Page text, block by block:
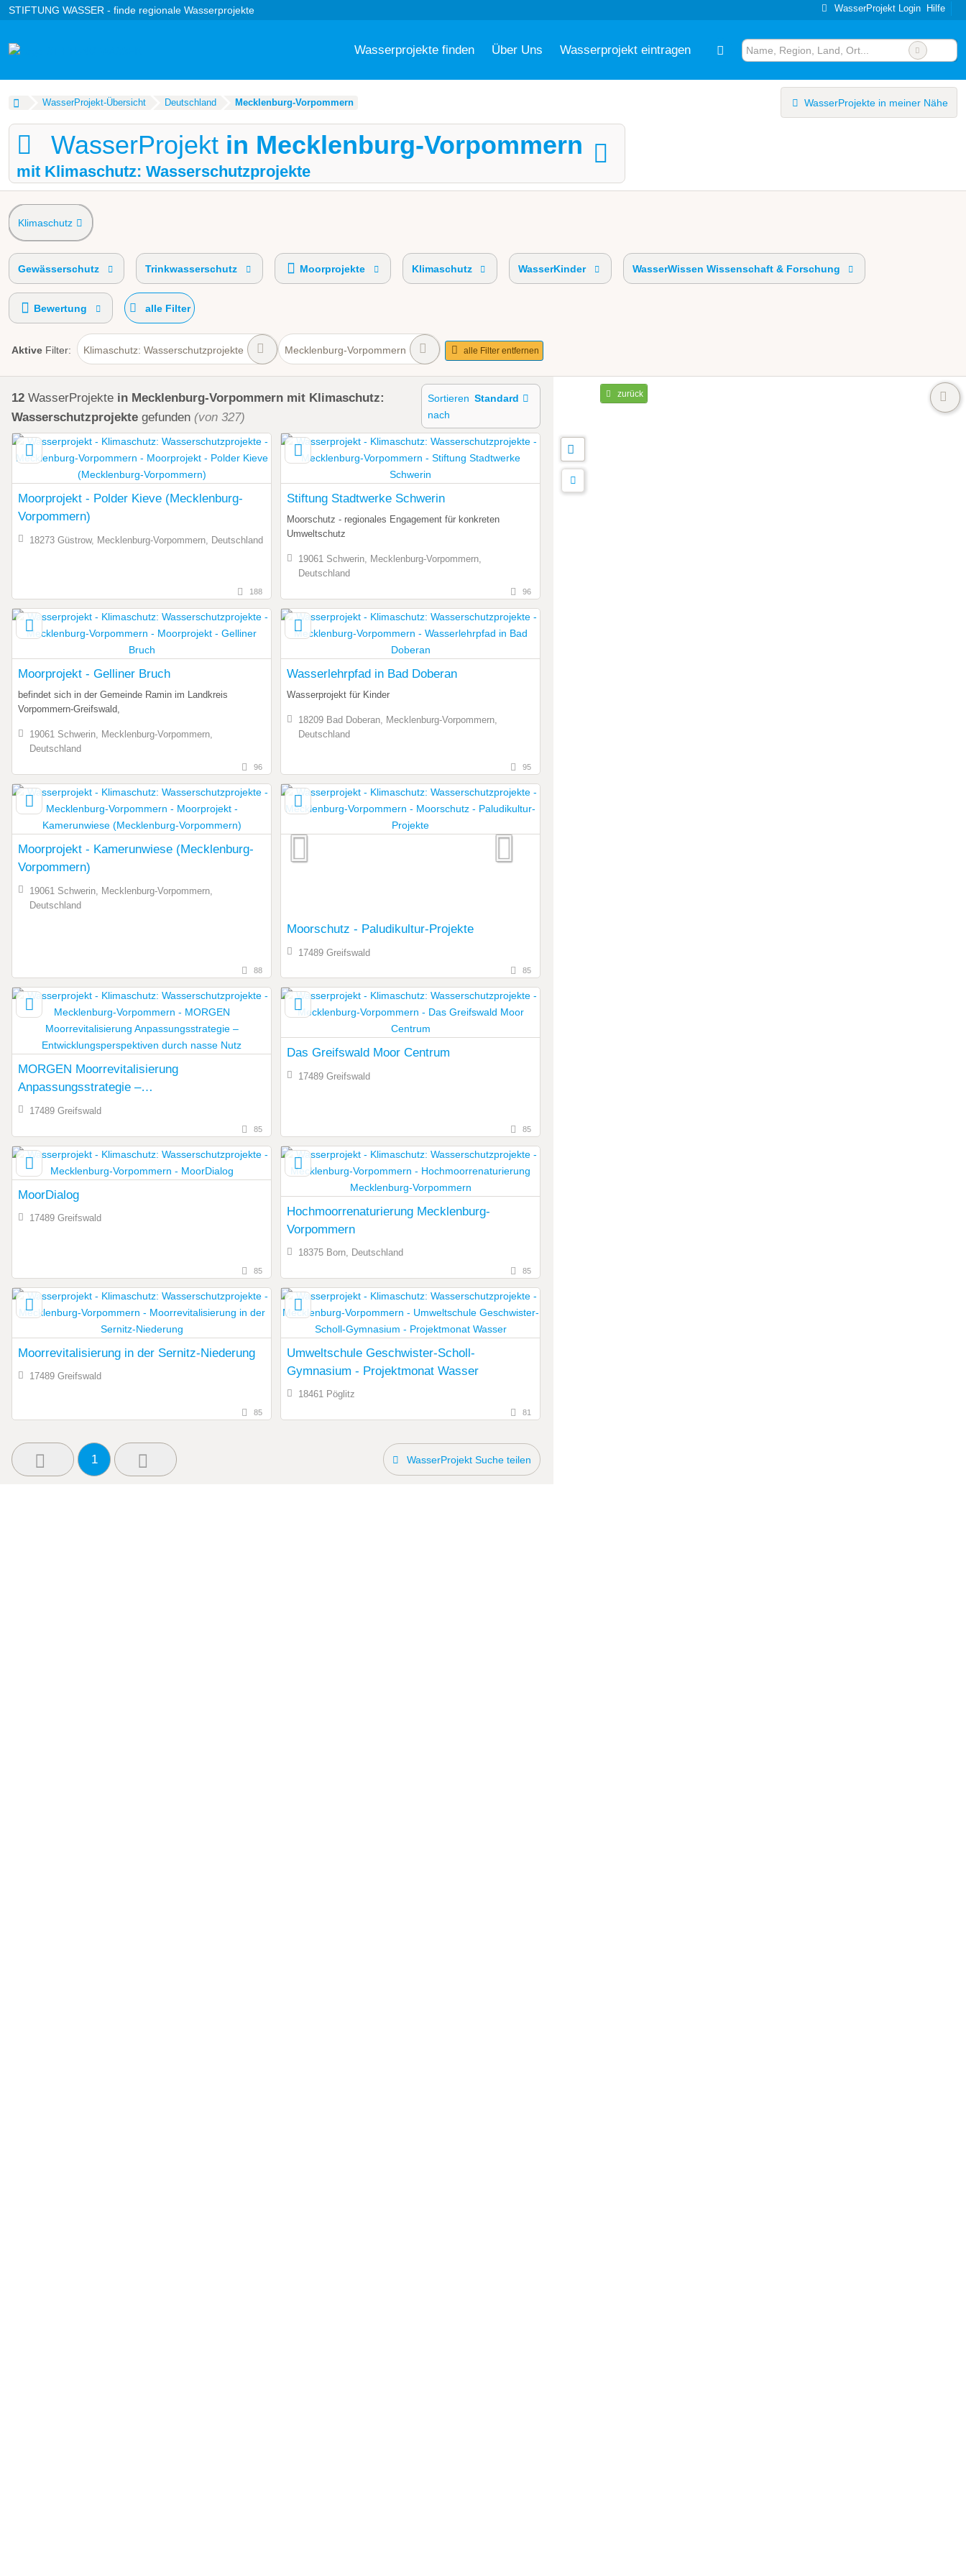
STIFTUNG WASSER - finde regionale Wasserprojekte WasserProjekt Login Hilfe
Wasserprojekte finden Über Uns Wasserprojekt eintragen
WasserProjekt-Übersicht Deutschland Mecklenburg-Vorpommern WasserProjekte in meiner Nähe
WasserProjekt in Mecklenburg-Vorpommern
mit Klimaschutz: Wasserschutzprojekte
Klimaschutz
Gewässerschutz Trinkwasserschutz Moorprojekte Klimaschutz WasserKinder WasserWissen Wissenschaft & Forschung
Bewertung alle Filter
Aktive Filter: Klimaschutz: Wasserschutzprojekte Mecklenburg-Vorpommern alle Filter entfernen
12 WasserProjekte in Mecklenburg-Vorpommern mit Klimaschutz:
Wasserschutzprojekte gefunden (von 327)
Sortieren
nach
Standard
Moorprojekt - Polder Kieve (Mecklenburg-
Vorpommern)
18273 Güstrow, Mecklenburg-Vorpommern, Deutschland
188
Stiftung Stadtwerke Schwerin
Moorschutz - regionales Engagement für konkreten
Umweltschutz
19061 Schwerin, Mecklenburg-Vorpommern,
Deutschland
96
Moorprojekt - Gelliner Bruch
befindet sich in der Gemeinde Ramin im Landkreis
Vorpommern-Greifswald,
19061 Schwerin, Mecklenburg-Vorpommern,
Deutschland
96
Wasserlehrpfad in Bad Doberan
Wasserprojekt für Kinder
18209 Bad Doberan, Mecklenburg-Vorpommern,
Deutschland
95
Moorprojekt - Kamerunwiese (Mecklenburg-
Vorpommern)
19061 Schwerin, Mecklenburg-Vorpommern,
Deutschland
88
Moorschutz - Paludikultur-Projekte
17489 Greifswald
85
MORGEN Moorrevitalisierung
Anpassungsstrategie –
Entwicklungsperspektiven durch nasse Nutz
17489 Greifswald
85
Das Greifswald Moor Centrum
17489 Greifswald
85
MoorDialog
17489 Greifswald
85
Hochmoorrenaturierung Mecklenburg-
Vorpommern
18375 Born, Deutschland
85
Moorrevitalisierung in der Sernitz-Niederung
17489 Greifswald
85
Umweltschule Geschwister-Scholl-
Gymnasium - Projektmonat Wasser
18461 Pöglitz
81
1 WasserProjekt Suche teilen
zurück